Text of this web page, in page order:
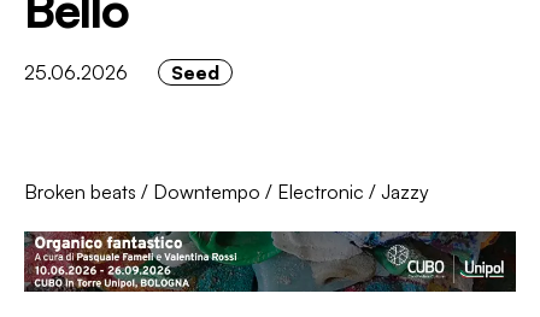
25.06.2026 Seed
Broken beats / Downtempo / Electronic / Jazzy